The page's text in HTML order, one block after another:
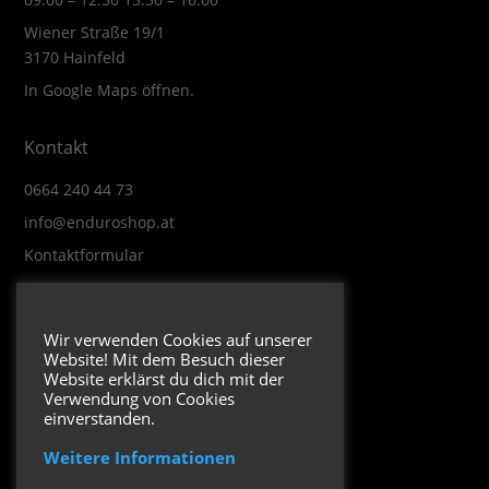
Wiener Straße 19/1
3170 Hainfeld
In Google Maps öffnen.
Kontakt
0664 240 44 73
info@enduroshop.at
Kontaktformular
Impressum
Datenschutzerklärung
Folge uns
Wir verwenden Cookies auf unserer
Website! Mit dem Besuch dieser
Website erklärst du dich mit der
Verwendung von Cookies
einverstanden.
Weitere Informationen